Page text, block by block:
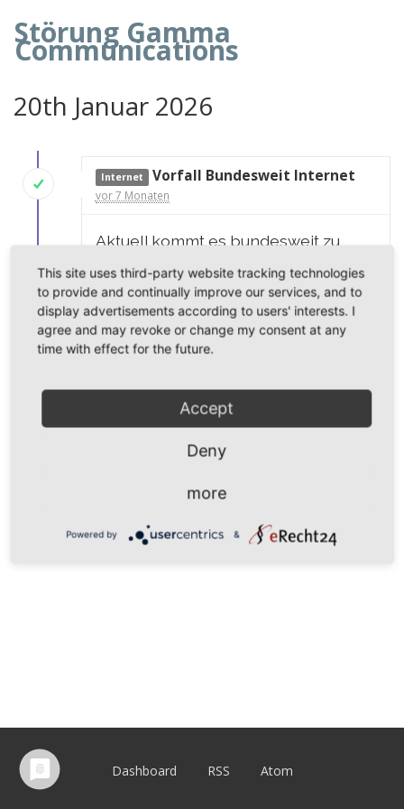
Störung Gamma
Communications
20th Januar 2026
Internet Vorfall Bundesweit Internet
vor 7 Monaten
Aktuell kommt es bundesweit zu
Einschränkungen im Bereich der
Internet-Einwahl. Die Techniker
arbeiten mit Hochdruck an einer
Lösung.
Dashboard RSS Atom
This site uses third-party website tracking technologies
to provide and continually improve our services, and to
display advertisements according to users' interests. I
agree and may revoke or change my consent at any
time with effect for the future.
Accept
Deny
more
Powered by &